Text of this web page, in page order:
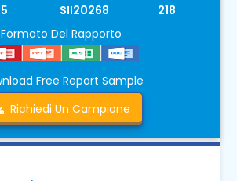
SII20268
218
Formato Del Rapporto
Free Report Sample
Richiedi Un Campione